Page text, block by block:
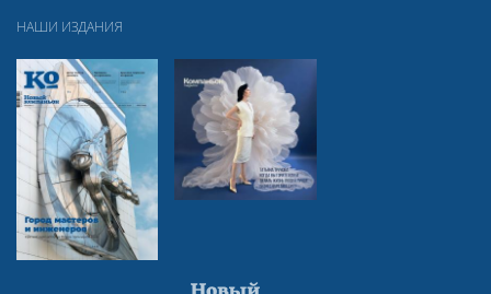
НАШИ ИЗДАНИЯ